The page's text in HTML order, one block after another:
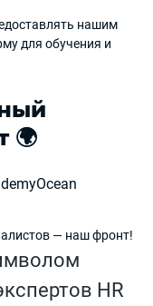
нашим
для обучения и
🌍
— наш фронт!
HR